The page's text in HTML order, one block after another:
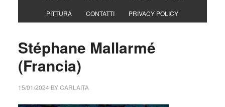
PITTURA CONTATTI PRIVACY POLICY
Stéphane Mallarmé
(Francia)
15/01/2024 BYCARLAITA